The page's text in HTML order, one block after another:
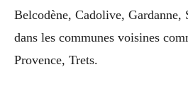
Belcodène, Cadolive, Gardanne,
dans les communes voisines
Provence, Trets.